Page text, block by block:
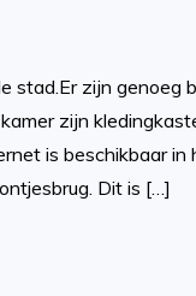
stad.Er zijn genoeg
zijn
is beschikbaar in
Dit is […]